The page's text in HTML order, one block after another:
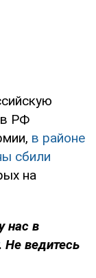
РФ
в районе
сбили
на
нас в
Не ведитесь